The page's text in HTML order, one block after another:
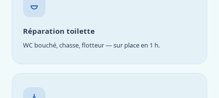
Réparation toilette
WC bouché, chasse, flotteur — sur place en 1 h.